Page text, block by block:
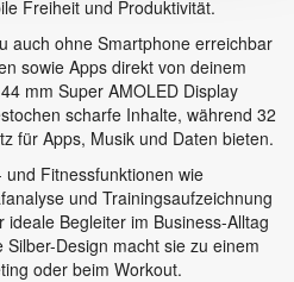
Freiheit und Produktivität.
auch ohne Smartphone erreichbar
sowie Apps direkt von deinem
mm Super AMOLED Display
scharfe Inhalte, während 32
für Apps, Musik und Daten bieten.
Fitnessfunktionen wie
und Trainingsaufzeichnung
ideale Begleiter im Business-Alltag
Design macht sie zu einem
oder beim Workout.